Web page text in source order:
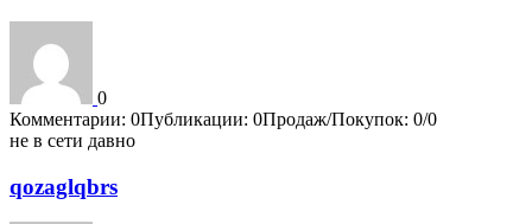
0
Комментарии: 0Публикации: 0Продаж/Покупок: 0/0
не в сети давно
qozaglqbrs